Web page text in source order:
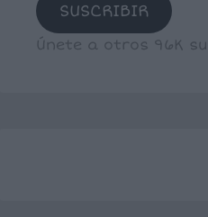
SUSCRIBIR
Únete a otros 96K